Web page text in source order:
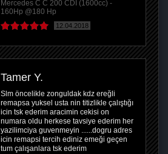
Mercedes C C 200 CDI (1600cc) -
160Hp @180 Hp
12.04.2018
Tamer Y.
Slm öncelikle zonguldak kdz ereğli
remapsa yuksel usta nin titizlikle çalıştığı
icin tsk ederim aracimin cekisi on
numara oldu herkese tavsiye ederim her
yazilimciya guvenmeyin ......dogru adres
icin remapsi tercih ediniz emeği geçen
tum çalışanlara tsk ederim